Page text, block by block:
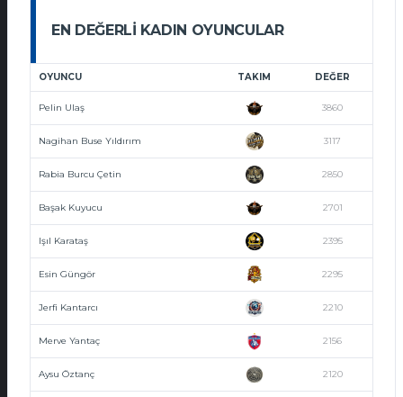
EN DEĞERLI KADIN OYUNCULAR
OYUNCU TAKIM DEĞER
Pelin Ulaş 3860
Nagihan Buse Yıldırım 3117
Rabia Burcu Çetin 2850
Başak Kuyucu 2701
Işıl Karataş 2395
Esin Güngör 2295
Jerfi Kantarcı 2210
Merve Yantaç 2156
Aysu Öztanç 2120